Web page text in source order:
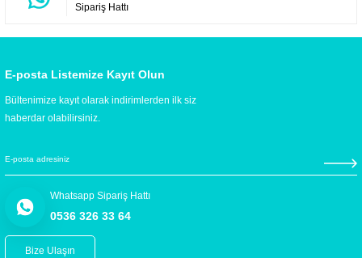
Sipariş Hattı
E-posta Listemize Kayıt Olun
Bültenimize kayıt olarak indirimlerden ilk siz
haberdar olabilirsiniz.
Whatsapp Sipariş Hattı
0536 326 33 64
Bize Ulaşın